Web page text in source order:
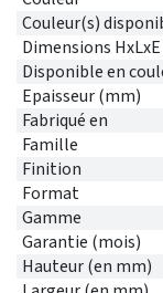
Couleur(s)
Dimensions
Disponible en
Epaisseur (mm)
Fabriqué en
Famille
Finition
Format
Gamme
Garantie (mois)
Hauteur (en mm)